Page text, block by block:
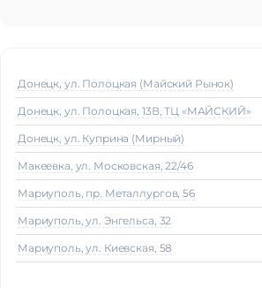
Донецк, ул. Полоцкая (Майский Рынок)
Донецк, ул. Полоцкая, 13В, ТЦ «МАЙСКИЙ»
Донецк, ул. Куприна (Мирный)
Макеeвка, ул. Московская, 22/46
Мариуполь, пр. Металлургов, 56
Мариуполь, ул. Энгельса, 32
Мариуполь, ул. Киевская, 58